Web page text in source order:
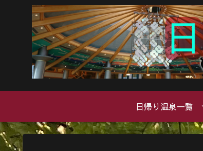
日帰り温泉一覧